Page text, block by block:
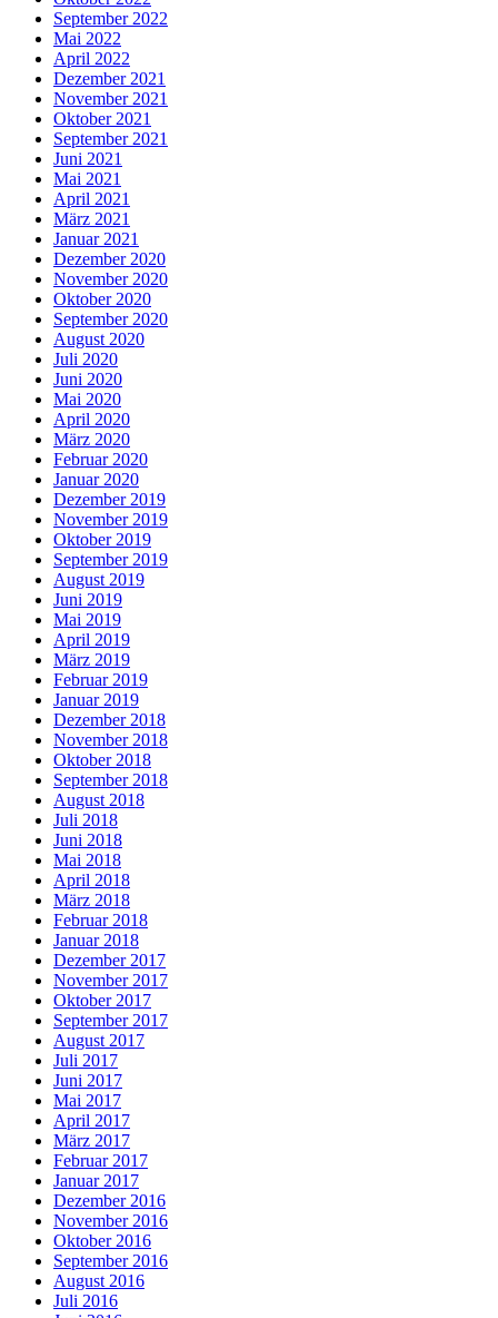
September 2022
Mai 2022
April 2022
Dezember 2021
November 2021
Oktober 2021
September 2021
Juni 2021
Mai 2021
April 2021
März 2021
Januar 2021
Dezember 2020
November 2020
Oktober 2020
September 2020
August 2020
Juli 2020
Juni 2020
Mai 2020
April 2020
März 2020
Februar 2020
Januar 2020
Dezember 2019
November 2019
Oktober 2019
September 2019
August 2019
Juni 2019
Mai 2019
April 2019
März 2019
Februar 2019
Januar 2019
Dezember 2018
November 2018
Oktober 2018
September 2018
August 2018
Juli 2018
Juni 2018
Mai 2018
April 2018
März 2018
Februar 2018
Januar 2018
Dezember 2017
November 2017
Oktober 2017
September 2017
August 2017
Juli 2017
Juni 2017
Mai 2017
April 2017
März 2017
Februar 2017
Januar 2017
Dezember 2016
November 2016
Oktober 2016
September 2016
August 2016
Juli 2016